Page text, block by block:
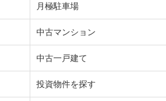
月極駐車場
中古マンション
中古一戸建て
投資物件を探す